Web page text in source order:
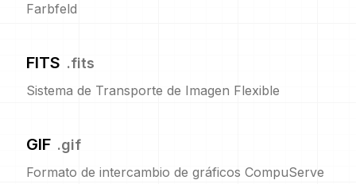
Farbfeld
FITS .fits
Sistema de Transporte de Imagen Flexible
GIF .gif
Formato de intercambio de gráficos CompuServe